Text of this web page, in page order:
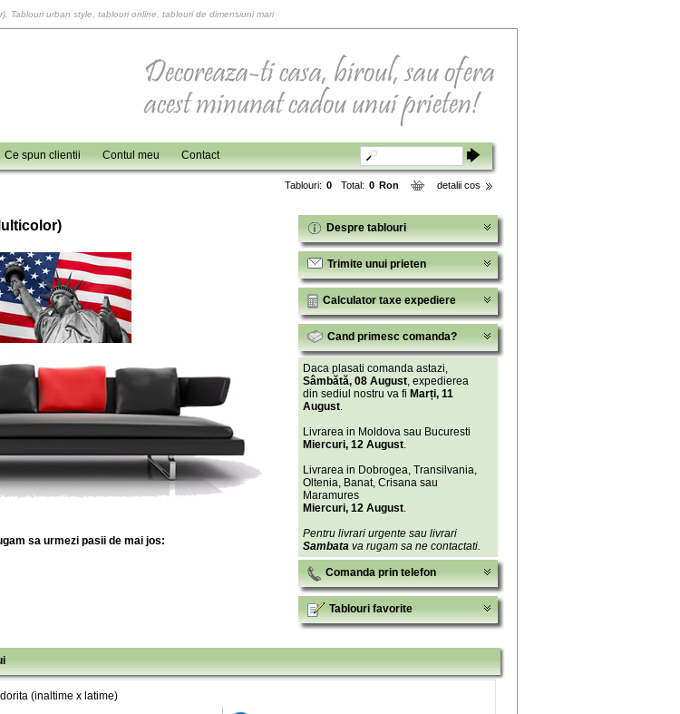
Tablouri urban style, tablouri online, tablouri de dimensiuni mari
Ce spun clientii Contul meu Contact
detalii cos
Tablouri: 0 Total: 0 Ron
Despre tablouri
Trimite unui prieten
Calculator taxe expediere
Cand primesc comanda?
Daca plasati comanda astazi,
Sâmbătă, 08 August, expedierea
din sediul nostru va fi Marți, 11
August.
Livrarea in Moldova sau Bucuresti
Miercuri, 12 August.
Livrarea in Dobrogea, Transilvania,
Oltenia, Banat, Crisana sau
Maramures
Miercuri, 12 August.
Pentru livrari urgente sau livrari
Sambata va rugam sa ne contactati.
Comanda prin telefon
Tablouri favorite
sa urmezi pasii de mai jos:
(inaltime x latime)